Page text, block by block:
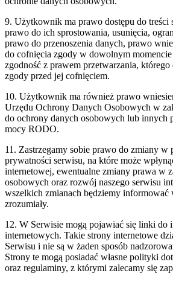
9. Użytkownik ma prawo dostępu do treści
prawo do ich sprostowania, usunięcia,
prawo do przenoszenia danych, prawo
do cofnięcia zgody w dowolnym momencie
zgodność z prawem przetwarzania,
zgody przed jej cofnięciem.
10. Użytkownik ma również prawo
Urzędu Ochrony Danych Osobowych w
do ochrony danych osobowych lub innych
mocy RODO.
11. Zastrzegamy sobie prawo do zmiany w
prywatności serwisu, na które może
internetowej, ewentualne zmiany prawa w
osobowych oraz rozwój naszego serwisu
wszelkich zmianach będziemy informować
zrozumiały.
12. W Serwisie mogą pojawiać się linki do
internetowych. Takie strony internetowe
Serwisu i nie są w żaden sposób
Strony te mogą posiadać własne polityki
oraz regulaminy, z którymi zalecamy się